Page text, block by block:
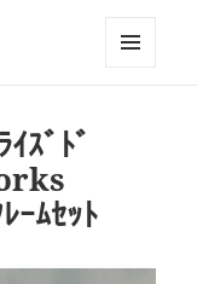
ｽﾞﾄﾞ
ﾑｾｯﾄ